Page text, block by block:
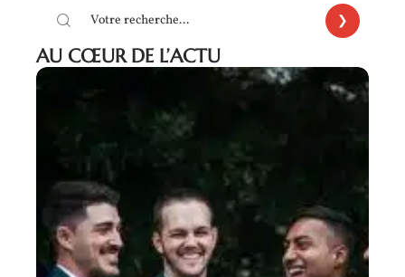
AU CŒUR DE L’ACTU